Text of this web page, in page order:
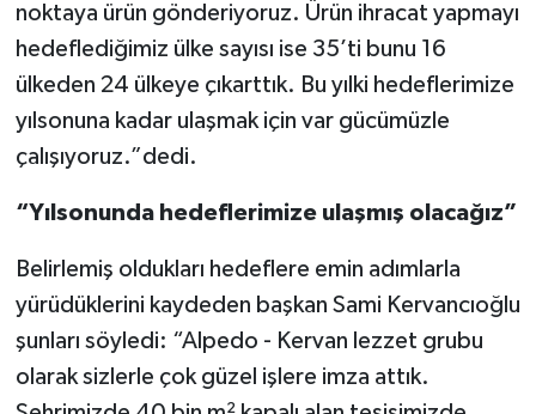
noktaya ürün gönderiyoruz. Ürün ihracat yapmayı
hedeflediğimiz ülke sayısı ise 35’ti bunu 16
ülkeden 24 ülkeye çıkarttık. Bu yılki hedeflerimize
yılsonuna kadar ulaşmak için var gücümüzle
çalışıyoruz.”dedi.
“Yılsonunda hedeflerimize ulaşmış olacağız”
Belirlemiş oldukları hedeflere emin adımlarla
yürüdüklerini kaydeden başkan Sami Kervancıoğlu
şunları söyledi: “Alpedo - Kervan lezzet grubu
olarak sizlerle çok güzel işlere imza attık.
ÜÇÜNCÜ SAYFA
Yemek
SİVİL TOPLUM
KİM KİMDİR
ÇEK GÖNDER